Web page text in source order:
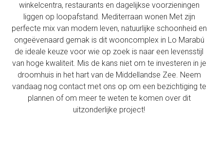
winkelcentra, restaurants en dagelijkse voorzieningen
liggen op loopafstand. Mediterraan wonen Met zijn
perfecte mix van modern leven, natuurlijke schoonheid en
ongeëvenaard gemak is dit wooncomplex in Lo Marabú
de ideale keuze voor wie op zoek is naar een levensstijl
van hoge kwaliteit. Mis de kans niet om te investeren in je
droomhuis in het hart van de Middellandse Zee. Neem
vandaag nog contact met ons op om een bezichtiging te
plannen of om meer te weten te komen over dit
uitzonderlijke project!